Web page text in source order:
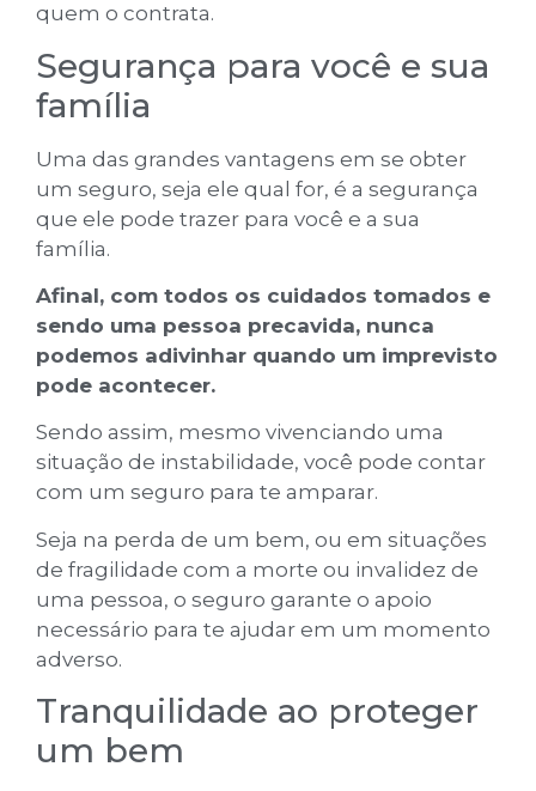
quem o contrata.
Segurança para você e sua
família
Uma das grandes vantagens em se obter
um seguro, seja ele qual for, é a segurança
que ele pode trazer para você e a sua
família.
Afinal, com todos os cuidados tomados e
sendo uma pessoa precavida, nunca
podemos adivinhar quando um imprevisto
pode acontecer.
Sendo assim, mesmo vivenciando uma
situação de instabilidade, você pode contar
com um seguro para te amparar.
Seja na perda de um bem, ou em situações
de fragilidade com a morte ou invalidez de
uma pessoa, o seguro garante o apoio
necessário para te ajudar em um momento
adverso.
Tranquilidade ao proteger
um bem